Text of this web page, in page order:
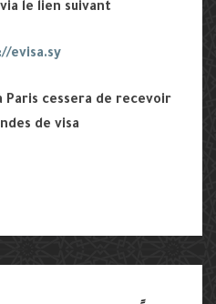
le lien suivant
evisa.sy
Paris cessera de recevoir
de visa